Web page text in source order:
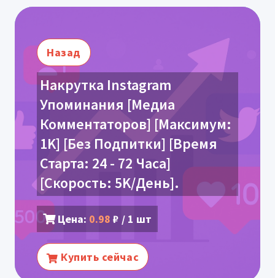
Назад
Накрутка Instagram
Упоминания [Медиа
Комментаторов] [Максимум:
1K] [Без Подпитки] [Время
Старта: 24 - 72 Часа]
[Скорость: 5K/День].
Цена: 0.98 ₽ / 1 шт
Купить сейчас